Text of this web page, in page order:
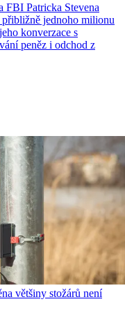
FBI Patricka Stevena
jednoho milionu
konverzace s
peněz i odchod z
většiny stožárů není